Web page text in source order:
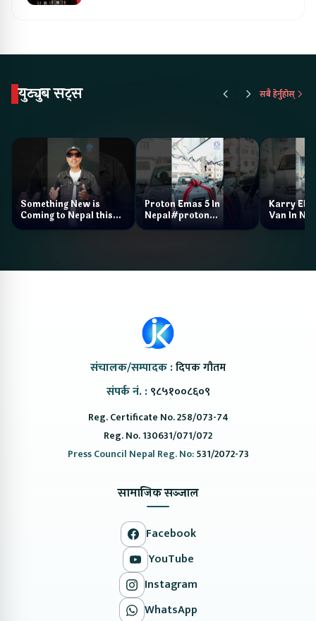
युट्युब सट्स सबै हेर्नुहोस्
Something New is
Coming to Nepal this
NAIMA Mobility Expo
Proton Emas 5 In
Nepal#proton
Karry
Van In
Bazar II
संचालक/सम्पादक :दिपक गौतम
संपर्क नं. : ९८५१००८६०९
Reg. Certificate No. 258/073-74
Reg. No. 130631/071/072
Press Council Nepal Reg. No:531/2072-73
सामाजिक सञ्जाल
Facebook
YouTube
Instagram
WhatsApp